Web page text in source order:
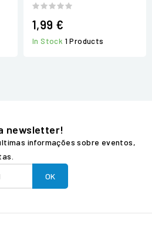
1,99 €
In Stock 1 Products
newsletter!
informações sobre eventos,